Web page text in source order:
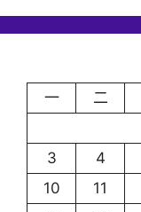
一
二
3
4
10
11